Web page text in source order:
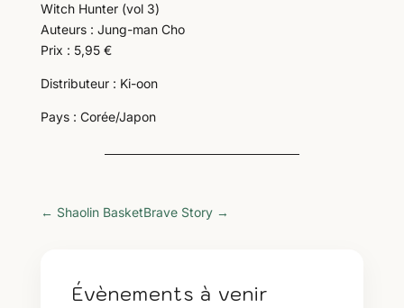
Witch Hunter (vol 3)
Auteurs : Jung-man Cho
Prix : 5,95 €
Distributeur : Ki-oon
Pays : Corée/Japon
← Shaolin BasketBrave Story→
Évènements à venir